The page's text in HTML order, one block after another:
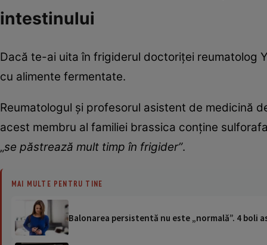
intestinului
Dacă te-ai uita în frigiderul doctoriței reumatolog
cu alimente fermentate.
Reumatologul și profesorul asistent de medicină
acest membru al familiei brassica conține
„se păstrează mult timp în frigider”.
MAI MULTE PENTRU TINE
Balonarea persistentă nu este „normală”. 4 boli